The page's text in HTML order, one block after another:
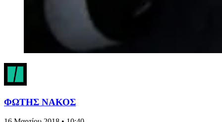
ΦΩΤΗΣ ΝΑΚΟΣ